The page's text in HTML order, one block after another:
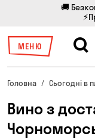
🚚
МЕНЮ
Головна Сьогодні в
Вино з